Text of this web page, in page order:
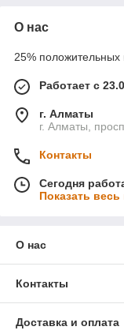
О нас
25% положительных
Работает с
г. Алматы
г. Алматы,
Контакты
Сегодня
Показать
О нас
Контакты
Доставка и оплата